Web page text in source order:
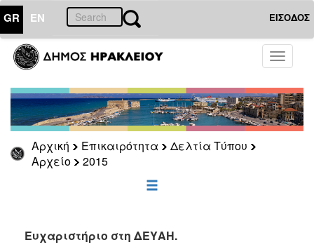
GR EN ΕΙΣΟΔΟΣ
Toggle
Αρχική Επικαιρότητα
Δελτία Τύπου
Αρχείο
2015
ΕΠΙΚΑΙΡΟΤΗΤΑ
Τύπου
Αρχείο
2026
2025
2021
Ευχαριστήριο στη ΔΕΥΑΗ.